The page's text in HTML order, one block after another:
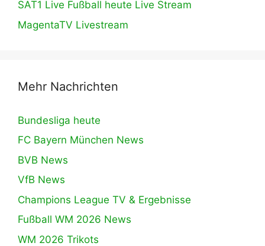
SAT1 Live Fußball heute Live Stream
MagentaTV Livestream
Mehr Nachrichten
Bundesliga heute
FC Bayern München News
BVB News
VfB News
Champions League TV & Ergebnisse
Fußball WM 2026 News
WM 2026 Trikots